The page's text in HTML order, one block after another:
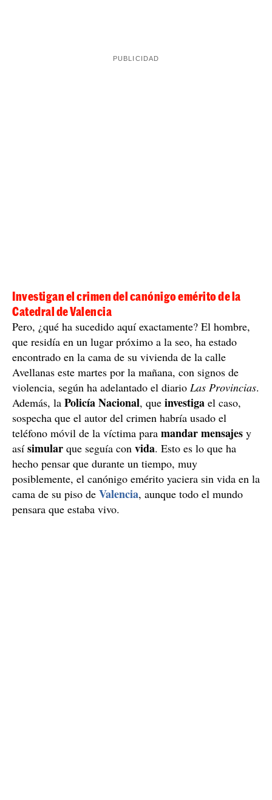
Investigan el crimen del canónigo emérito de la
Catedral de Valencia
Pero, ¿qué ha sucedido aquí exactamente? El hombre,
que residía en un lugar próximo a la seo, ha estado
encontrado en la cama de su vivienda de la calle
Avellanas este martes por la mañana, con signos de
violencia, según ha adelantado el diario Las Provincias.
Además, la Policía Nacional, que investiga el caso,
sospecha que el autor del crimen habría usado el
teléfono móvil de la víctima para mandar mensajes y
así simular que seguía con vida. Esto es lo que ha
hecho pensar que durante un tiempo, muy
posiblemente, el canónigo emérito yaciera sin vida en la
cama de su piso de Valencia, aunque todo el mundo
pensara que estaba vivo.